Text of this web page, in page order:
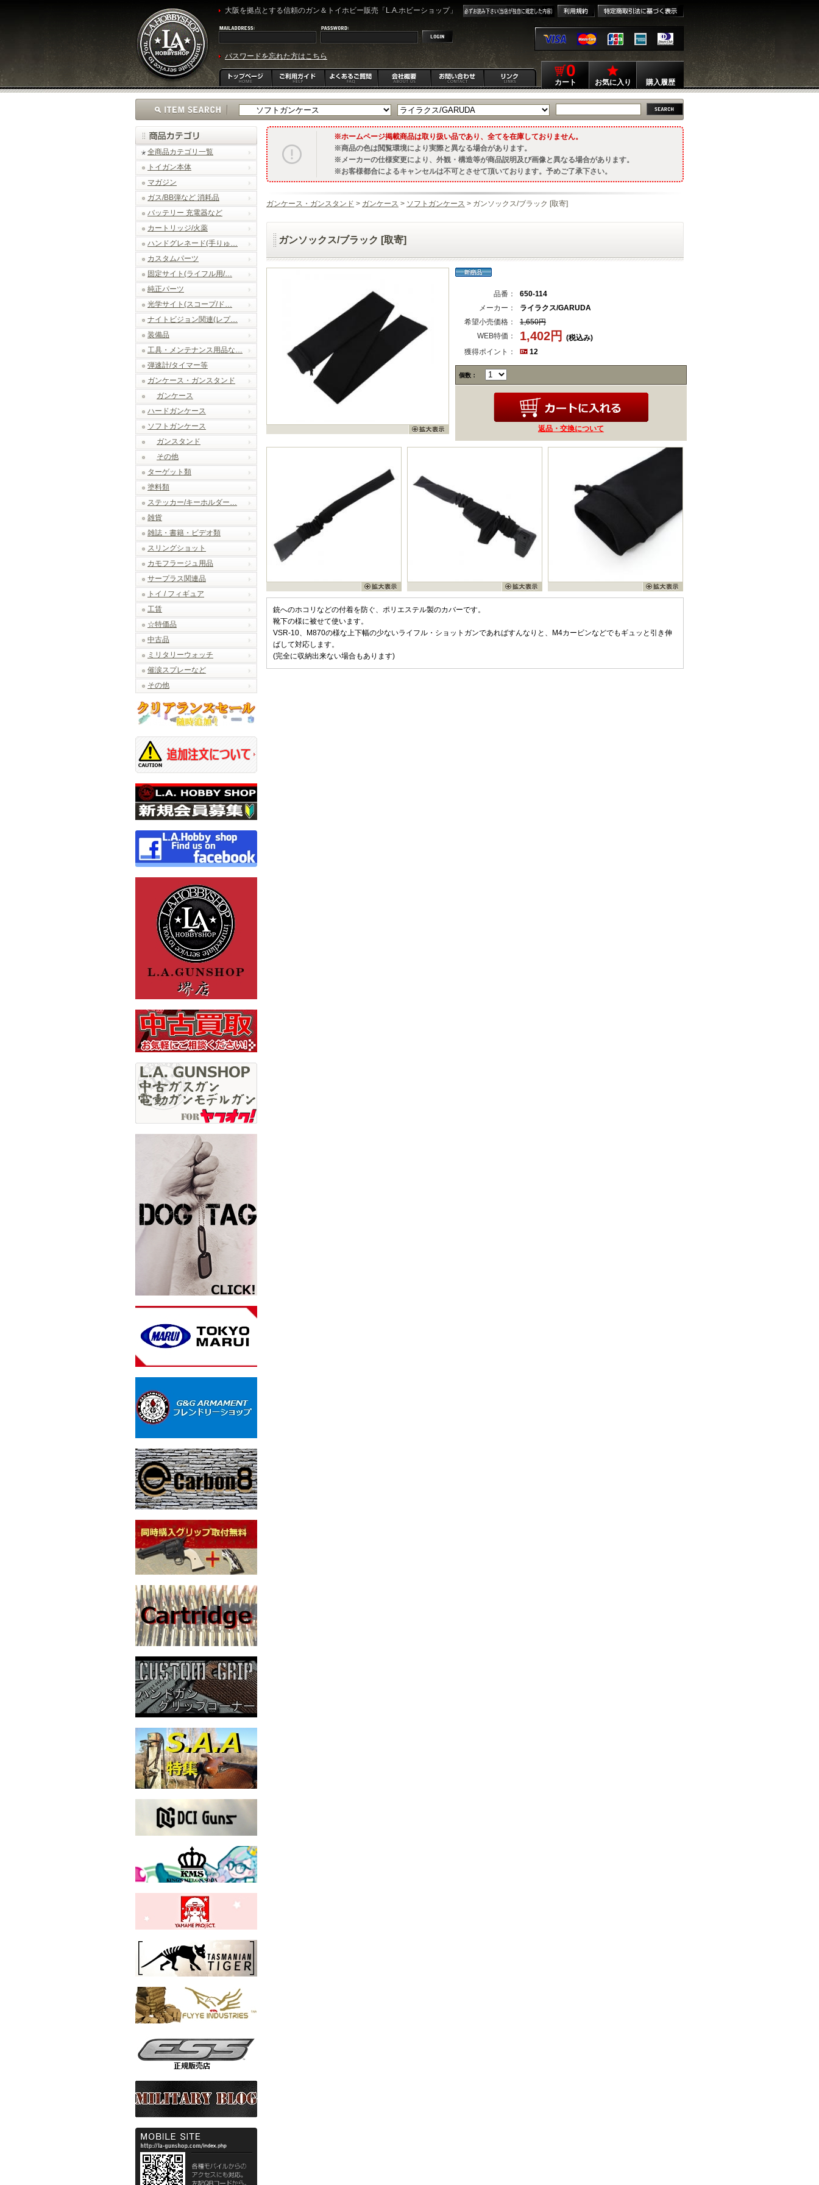
大阪を拠点とする信頼のガン＆トイホビー販売「L.A.ホビーショップ」
パスワードを忘れた方はこちら
0
カート お気に入り 購入履歴
全商品カテゴリ一覧
トイガン本体
マガジン
ガス/BB弾など 消耗品
バッテリー 充電器など
カートリッジ/火薬
ハンドグレネード(手りゅ…
カスタムパーツ
固定サイト(ライフル用/…
純正パーツ
光学サイト(スコープ/ド…
ナイトビジョン関連(レプ…
装備品
工具・メンテナンス用品な…
弾速計/タイマー等
ガンケース・ガンスタンド
ガンケース
ハードガンケース
ソフトガンケース
ガンスタンド
その他
ターゲット類
塗料類
ステッカー/キーホルダー…
雑貨
雑誌・書籍・ビデオ類
スリングショット
カモフラージュ用品
サープラス関連品
トイ / フィギュア
工賃
☆特価品
中古品
ミリタリーウォッチ
催涙スプレーなど
その他
ホームページ掲載商品は取り扱い品であり、全てを在庫しておりません。
商品の色は閲覧環境により実際と異なる場合があります。
メーカーの仕様変更により、外観・構造等が商品説明及び画像と異なる場合があります。
お客様都合によるキャンセルは不可とさせて頂いております。予めご了承下さい。
ガンケース・ガンスタンド > ガンケース > ソフトガンケース > ガンソックス/ブラック [取寄]
ガンソックス/ブラック [取寄]
品番：
650-114
メーカー：
ライラクス/GARUDA
希望小売価格：
1,650円
WEB特価：
1,402円
(税込み)
獲得ポイント：
12
個数：
返品・交換について
銃へのホコリなどの付着を防ぐ、ポリエステル製のカバーです。
靴下の様に被せて使います。
VSR-10、M870の様な上下幅の少ないライフル・ショットガンであればすんなりと、M4カービンなどでもギュッと引き伸
ばして対応します。
(完全に収納出来ない場合もあります)